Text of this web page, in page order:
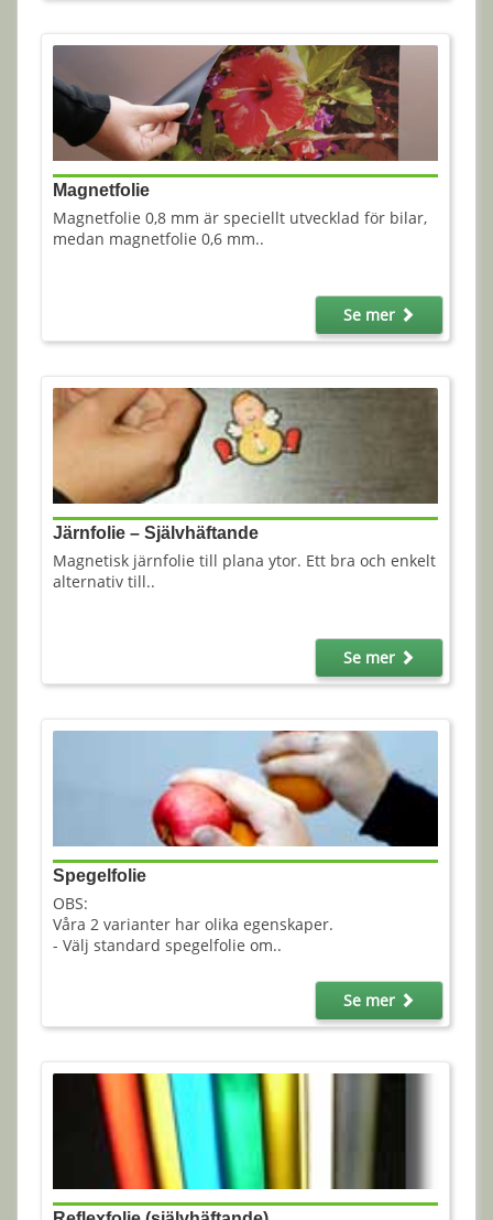
Magnetfolie
Magnetfolie 0,8 mm är speciellt utvecklad för bilar,
medan magnetfolie 0,6 mm..
Se mer
Järnfolie – Självhäftande
Magnetisk järnfolie till plana ytor. Ett bra och enkelt
alternativ till..
Se mer
Spegelfolie
OBS:
Våra 2 varianter har olika egenskaper.
- Välj standard spegelfolie om..
Se mer